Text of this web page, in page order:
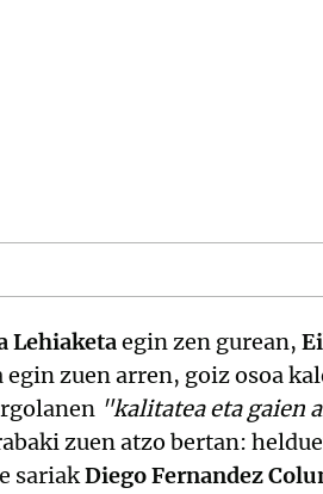
Lehiaketaegin zen gurean,
zuen arren, goiz osoa
"kalitatea eta gaien
zuen atzo bertan:
sariakDiego Fernandez